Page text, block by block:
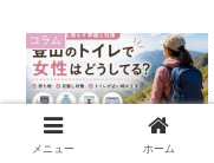
コラム
メニュー ホーム